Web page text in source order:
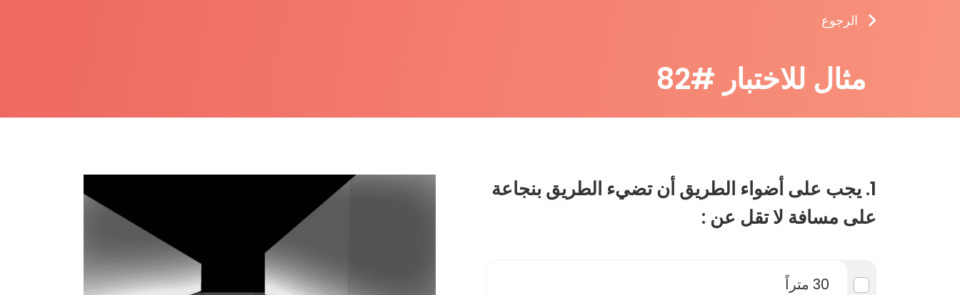
الرجوع
مثال للاختبار #82
1. يجب على أضواء الطريق أن تضيء الطريق بنجاعة
على مسافة لا تقل عن :
30 متراً